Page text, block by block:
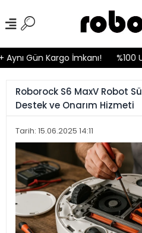
Kargo İmkanı! %100
Roborock S6 MaxV Robot
Destek ve Onarım Hizmeti
Tarih: 15.06.2025 14:11